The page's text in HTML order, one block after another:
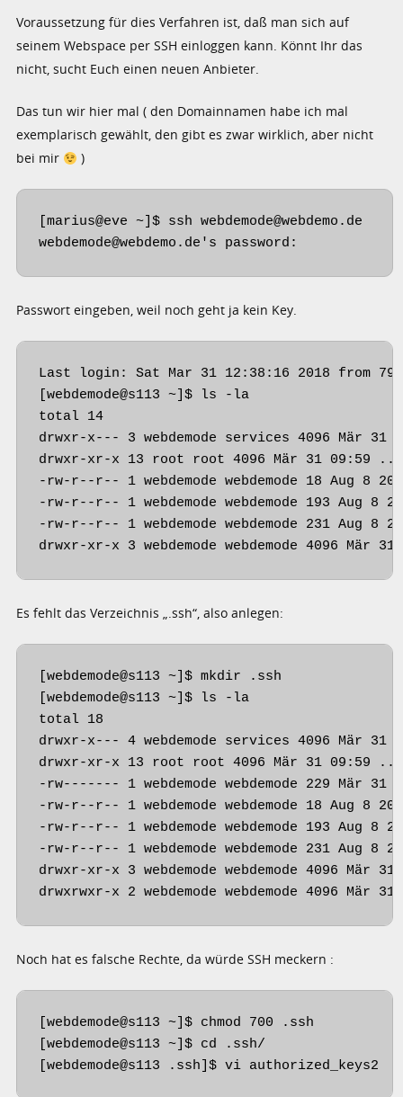
Voraussetzung für dies Verfahren ist, daß man sich auf
seinem Webspace per SSH einloggen kann. Könnt Ihr das
nicht, sucht Euch einen neuen Anbieter.
Das tun wir hier mal ( den Domainnamen habe ich mal
exemplarisch gewählt, den gibt es zwar wirklich, aber nicht
bei mir
)
[marius@eve ~]$ ssh webdemode@webdemo.de
webdemode@webdemo.de's password:
Passwort eingeben, weil noch geht ja kein Key.
Last login: Sat Mar 31 12:38:16 2018 from
[webdemode@s113 ~]$ ls -la
total 14
drwxr-x--- 3 webdemode services 4096 Mär 31
drwxr-xr-x 13 root root 4096 Mär 31 09:59 ..
-rw-r--r-- 1 webdemode webdemode 18 Aug 8
-rw-r--r-- 1 webdemode webdemode 193 Aug 8
-rw-r--r-- 1 webdemode webdemode 231 Aug 8
drwxr-xr-x 3 webdemode webdemode 4096 Mär
Es fehlt das Verzeichnis „.ssh“, also anlegen:
[webdemode@s113 ~]$ mkdir .ssh
[webdemode@s113 ~]$ ls -la
total 18
drwxr-x--- 4 webdemode services 4096 Mär 31
drwxr-xr-x 13 root root 4096 Mär 31 09:59 ..
-rw------- 1 webdemode webdemode 229 Mär
-rw-r--r-- 1 webdemode webdemode 18 Aug 8
-rw-r--r-- 1 webdemode webdemode 193 Aug 8
-rw-r--r-- 1 webdemode webdemode 231 Aug 8
drwxr-xr-x 3 webdemode webdemode 4096 Mär
drwxrwxr-x 2 webdemode webdemode 4096 Mär
Noch hat es falsche Rechte, da würde SSH meckern :
[webdemode@s113 ~]$ chmod 700 .ssh
[webdemode@s113 ~]$ cd .ssh/
[webdemode@s113 .ssh]$ vi authorized_keys2